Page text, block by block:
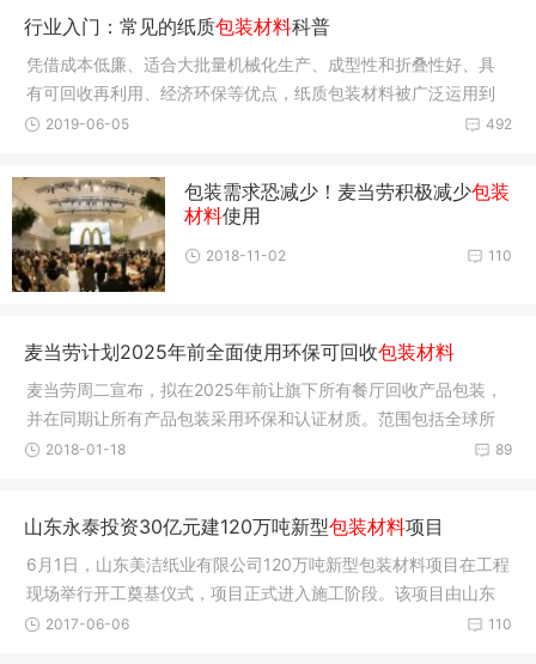
行业入门：常见的纸质包装材料科普
凭借成本低廉、适合大批量机械化生产、成型性和折叠性好、具
有可回收再利用、经济环保等优点，纸质包装材料被广泛运用到
生产中。
492
2019-06-05
包装需求恐减少！麦当劳积极减少包装
材料使用
110
2018-11-02
麦当劳计划2025年前全面使用环保可回收包装材料
麦当劳周二宣布，拟在2025年前让旗下所有餐厅回收产品包装，
并在同期让所有产品包装采用环保和认证材质。范围包括全球所
有麦当劳
89
2018-01-18
山东永泰投资30亿元建120万吨新型包装材料项目
6月1日，山东美洁纸业有限公司120万吨新型包装材料项目在工程
现场举行开工奠基仪式，项目正式进入施工阶段。该项目由山东
永泰纸
110
2017-06-06